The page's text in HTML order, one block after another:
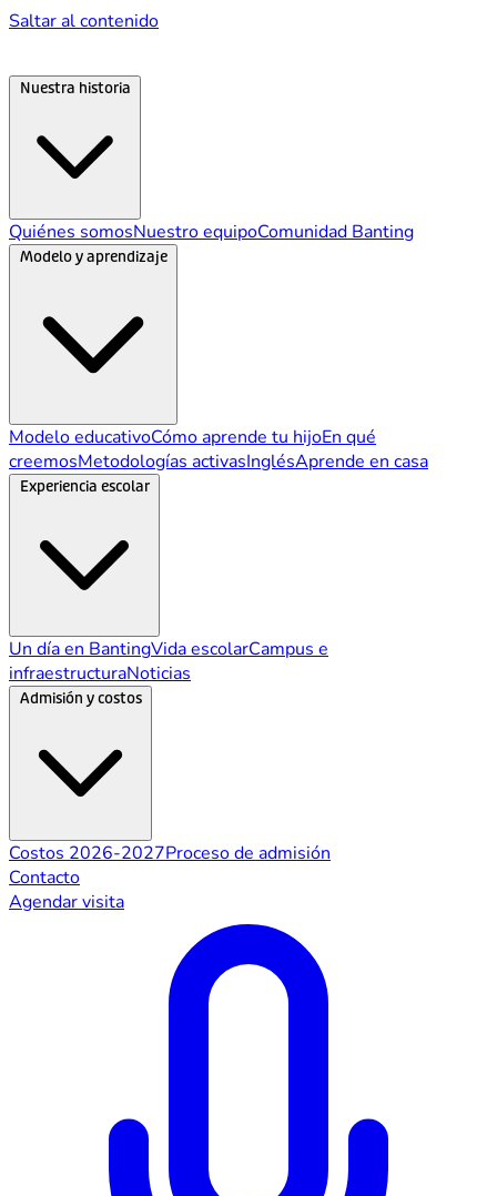
Saltar al contenido
Quiénes somosNuestro equipoComunidad Banting
Modelo y aprendizaje
Modelo educativoCómo aprende tu hijoEn qué
creemosMetodologías activasInglésAprende en casa
Experiencia escolar
Un día en BantingVida escolarCampus e
infraestructuraNoticias
Admisión y costos
Costos 2026-2027Proceso de admisión
Contacto
Agendar visita